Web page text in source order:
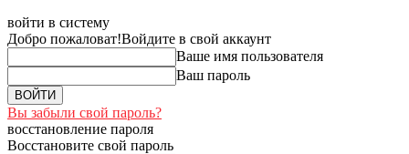
войти в систему
Добро пожаловат!Войдите в свой аккаунт
Ваше имя пользователя
Ваш пароль
Вы забыли свой пароль?
восстановление пароля
Восстановите свой пароль